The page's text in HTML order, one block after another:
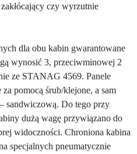
czy wyrzutnie
dla obu kabin gwarantowane
wynosić 3, przeciwminowej 2
ze STANAG 4569. Panele
pomocą śrub/klejone, a sam
sandwiczową. Do tego przy
dużą wagę przywiązano do
widoczności. Chroniona kabina
specjalnych pneumatycznie